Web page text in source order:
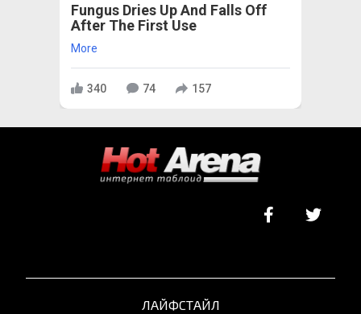
Fungus Dries Up And Falls Off
After The First Use
More
340 74 157
ЛАЙФСТАЙЛ